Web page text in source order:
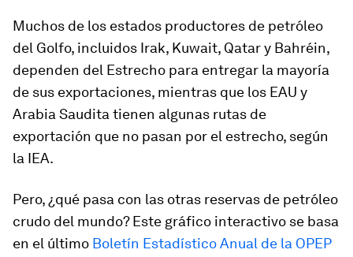
Muchos de los estados productores de petróleo
del Golfo, incluidos Irak, Kuwait, Qatar y Bahréin,
dependen del Estrecho para entregar la mayoría
de sus exportaciones, mientras que los EAU y
Arabia Saudita tienen algunas rutas de
exportación que no pasan por el estrecho, según
la IEA.
Pero, ¿qué pasa con las otras reservas de petróleo
crudo del mundo? Este gráfico interactivo se basa
en el último Boletín Estadístico Anual de la OPEP